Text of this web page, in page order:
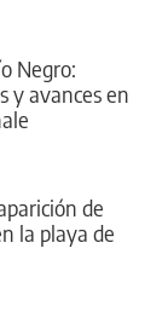
Negro:
y avances en
de
la playa de